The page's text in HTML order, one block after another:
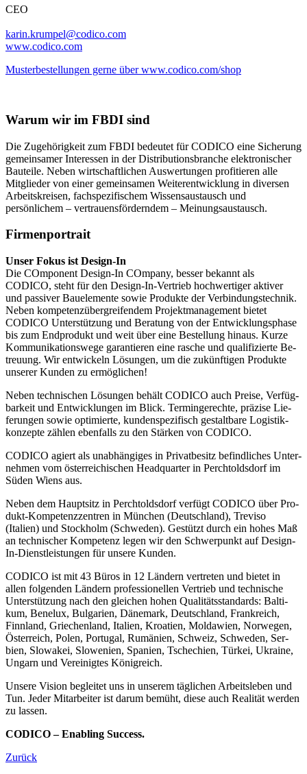
CEO
karin.krumpel@codico.com
www.codico.com
Musterbestellungen gerne über www.codico.com/shop
Warum wir im FBDI sind
Die Zugehörigkeit zum FBDI bedeutet für CODICO eine Sicherung
gemeinsamer Interessen in der Distributionsbranche elektronischer
Bauteile. Neben wirtschaftlichen Auswertungen profitieren alle
Mitglieder von einer gemeinsamen Weiterentwicklung in diversen
Arbeitskreisen, fachspezifischem Wissensaustausch und
persönlichem – vertrauensförderndem – Meinungsaustausch.
Firmenportrait
Unser Fokus ist Design-In
Die COmponent Design-In COmpany, besser be­kannt als
CODICO, steht für den Design-In-Vertrieb hoch­wer­tiger ak­tiver
und pas­siver Bau­ele­mente sowie Produkte der Ver­bin­dungs­tech­nik.
Neben kom­pe­tenz­über­grei­fendem Projekt­mana­ge­ment bietet
CODICO Unter­stüt­zung und Be­ratung von der Ent­wick­lungs­phase
bis zum End­pro­dukt und weit über eine Be­stel­lung hinaus. Kurze
Kom­mu­nika­tions­wege garan­tieren eine rasche und quali­fizierte Be­
treu­ung. Wir entwickeln Lö­sungen, um die zu­künf­tigen Produkte
unserer Kun­den zu er­mög­lichen!
Neben technischen Lösungen behält CODICO auch Preise, Ver­füg­
bar­keit und Ent­wick­lungen im Blick. Ter­min­ge­rechte, prä­zise Lie­
ferungen sowie opti­mier­te, kun­den­spe­zi­fisch ge­stalt­bare Lo­gistik­
kon­zepte zählen eben­falls zu den Stär­ken von CODICO.
CODICO agiert als unabhän­gi­ges in Privat­besitz befind­liches Unter­
neh­men vom öster­reichi­schen Head­quarter in Perch­tolds­dorf im
Süden Wiens aus.
Neben dem Haupt­sitz in Perch­tolds­dorf ver­fügt CODICO über Pro­
dukt-Kom­pe­tenz­zentren in München (Deutsch­land), Treviso
(Italien) und Stock­holm (Schweden). Gestützt durch ein hohes Maß
an tech­ni­scher Kom­pe­tenz legen wir den Schwer­punkt auf Design-
In-Dienst­leis­tungen für unsere Kunden.
CODICO ist mit 43 Büros in 12 Ländern ver­tre­ten und bietet in
allen fol­gen­den Ländern pro­fes­sionellen Ver­trieb und techni­sche
Unter­stüt­zung nach den gleichen hohen Qualitäts­stan­dards: Balti­
kum, Bene­lux, Bul­garien, Däne­mark, Deutsch­land, Frank­reich,
Finn­land, Grie­chen­land, Italien, Kroa­tien, Molda­wien, Nor­wegen,
Öster­reich, Polen, Portu­gal, Ru­mä­nien, Schweiz, Schwe­den, Ser­
bien, Slo­wa­kei, Slo­we­nien, Spa­nien, Tschechien, Türkei, Ukraine,
Un­garn und Ver­einig­tes König­reich.
Unsere Vision begleitet uns in unserem täg­li­chen Arbeits­leben und
Tun. Jeder Mitar­beiter ist darum bemüht, diese auch Rea­lität werden
zu lassen.
CODICO – Enabling Success.
Zurück